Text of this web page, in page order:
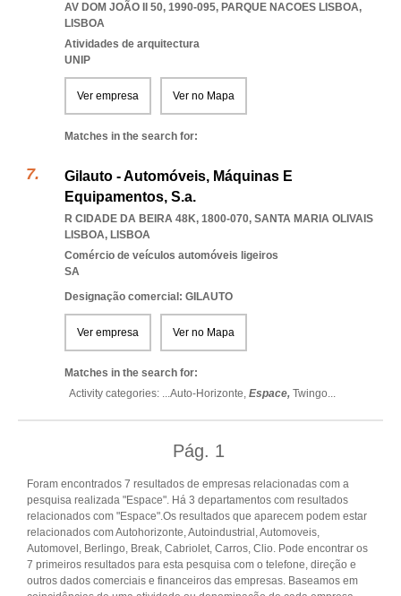
AV DOM JOÃO II 50, 1990-095, PARQUE NACOES LISBOA,
LISBOA
Atividades de arquitectura
UNIP
Ver empresa Ver no Mapa
Matches in the search for:
Gilauto - Automóveis, Máquinas E
Equipamentos, S.a.
R CIDADE DA BEIRA 48K, 1800-070, SANTA MARIA OLIVAIS
LISBOA, LISBOA
Comércio de veículos automóveis ligeiros
SA
Designação comercial: GILAUTO
Ver empresa Ver no Mapa
Matches in the search for:
Activity categories: ...Auto-Horizonte, Espace, Twingo...
Pág. 1
Foram encontrados 7 resultados de empresas relacionadas com a
pesquisa realizada "Espace". Há 3 departamentos com resultados
relacionados com "Espace".Os resultados que aparecem podem estar
relacionados com Autohorizonte, Autoindustrial, Automoveis,
Automovel, Berlingo, Break, Cabriolet, Carros, Clio. Pode encontrar os
7 primeiros resultados para esta pesquisa com o telefone, direção e
outros dados comerciais e financeiros das empresas. Baseamos em